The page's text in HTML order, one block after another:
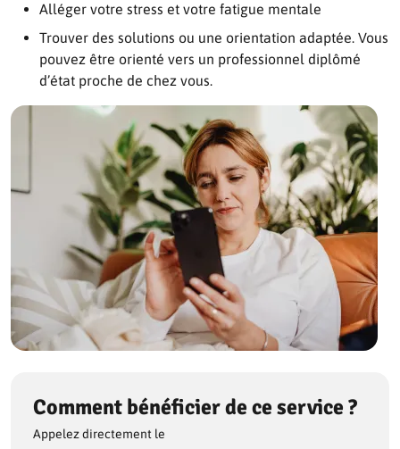
Alléger votre stress et votre fatigue mentale
Trouver des solutions ou une orientation adaptée. Vous
pouvez être orienté vers un professionnel diplômé
d’état proche de chez vous.
Comment bénéficier de ce service ?
Appelez directement le